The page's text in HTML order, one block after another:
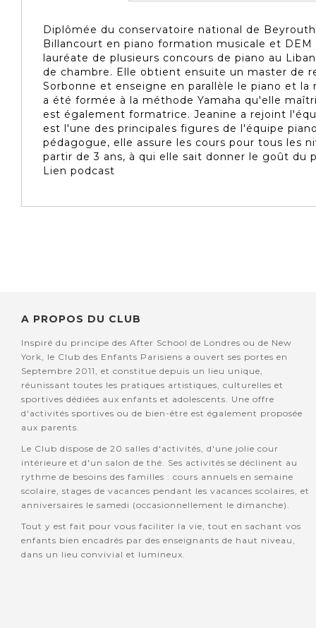
Diplômée du conservatoire national de
Billancourt en piano formation musicale et DEM
lauréate de plusieurs concours de piano au
de chambre. Elle obtient ensuite un master de
Sorbonne et enseigne en parallèle le piano et la
a été formée à la méthode Yamaha qu'elle
est également formatrice. Jeanine a rejoint
est l'une des principales figures de l'équipe
pédagogue, elle assure les cours pour tous les
partir de 3 ans, à qui elle sait donner le goût du
Lien podcast
A PROPOS DU CLUB
Inspiré du principe des After School de Londres ou de New
York, le Club des Enfants Parisiens a ouvert ses portes en
Septembre 2011, et constitue depuis un lieu unique,
réunissant toutes les pratiques artistiques, culturelles et
sportives dédiées aux enfants et adolescents. Une offre
d'activités sportives ou de bien-être est également proposée
aux parents.
Le Club dispose de 20 salles d'activités, d'une jolie cour
intérieure et d'un salon de thé. Ses activités se déclinent au
rythme de besoins des familles : cours annuels en semaine
scolaire, stages de vacances pendant les vacances scolaires, et
anniversaires le samedi (occasionnellement le dimanche).
Tout y est fait pour vous faciliter la vie, tout en sachant vos
enfants bien encadrés par des enseignants de haut niveau,
dans un lieu convivial et lumineux.